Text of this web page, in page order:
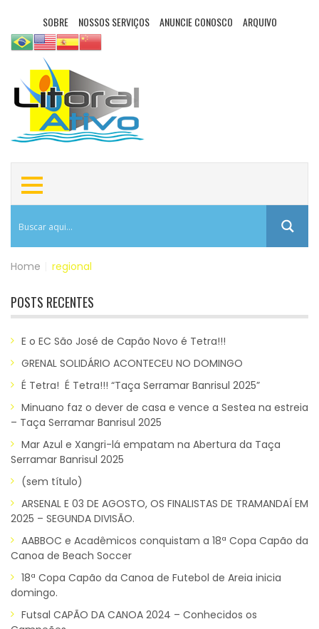
SOBRE NOSSOS SERVIÇOS ANUNCIE CONOSCO ARQUIVO
Home regional
POSTS RECENTES
E o EC São José de Capão Novo é Tetra!!!
GRENAL SOLIDÁRIO ACONTECEU NO DOMINGO
É Tetra! É Tetra!!! “Taça Serramar Banrisul 2025”
Minuano faz o dever de casa e vence a Sestea na estreia
– Taça Serramar Banrisul 2025
Mar Azul e Xangri-lá empatam na Abertura da Taça
Serramar Banrisul 2025
(sem título)
ARSENAL E 03 DE AGOSTO, OS FINALISTAS DE TRAMANDAÍ EM
2025 – SEGUNDA DIVISÃO.
AABBOC e Acadêmicos conquistam a 18ª Copa Capão da
Canoa de Beach Soccer
18ª Copa Capão da Canoa de Futebol de Areia inicia
domingo.
Futsal CAPÃO DA CANOA 2024 – Conhecidos os